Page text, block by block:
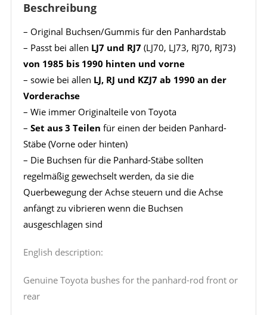
Beschreibung
– Original Buchsen/Gummis für den Panhardstab
– Passt bei allen LJ7 und RJ7 (LJ70, LJ73, RJ70, RJ73)
von 1985 bis 1990 hinten und vorne
– sowie bei allen LJ, RJ und KZJ7 ab 1990 an der
Vorderachse
– Wie immer Originalteile von Toyota
– Set aus 3 Teilen für einen der beiden Panhard-
Stäbe (Vorne oder hinten)
– Die Buchsen für die Panhard-Stäbe sollten
regelmäßig gewechselt werden, da sie die
Querbewegung der Achse steuern und die Achse
anfängt zu vibrieren wenn die Buchsen
ausgeschlagen sind
English description:
Genuine Toyota bushes for the panhard-rod front or
rear